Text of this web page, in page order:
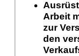
Arbeit
zur
den